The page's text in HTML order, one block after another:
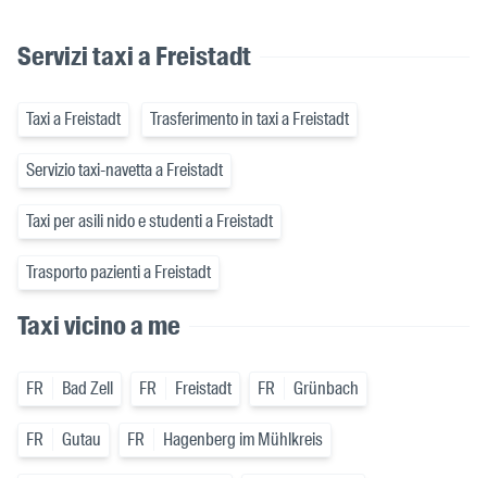
Servizi taxi a Freistadt
Taxi a Freistadt Trasferimento in taxi a Freistadt
Servizio taxi-navetta a Freistadt
Taxi per asili nido e studenti a Freistadt
Trasporto pazienti a Freistadt
Taxi vicino a me
FR Bad Zell FR Freistadt FR Grünbach
FR Gutau FR Hagenberg im Mühlkreis